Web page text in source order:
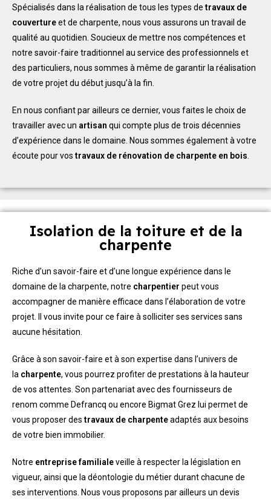
Spécialisés dans la réalisation de tous les types detravaux de
couvertureet de charpente, nous vous assurons un travail de
qualité au quotidien. Soucieux de mettre nos compétences et
notre savoir-faire traditionnel au service des professionnels et
des particuliers, nous sommes à même de garantir la réalisation
de votre projet du début jusqu’à la fin.
En nous confiant par ailleurs ce dernier, vous faites le choix de
travailler avec un artisan qui compte plus de trois décennies
d’expérience dans le domaine. Nous sommes également à votre
écoute pour vostravaux de rénovation de charpente en bois.
Isolation de la toiture et de la
charpente
Riche d’un savoir-faire et d’une longue expérience dans le
domaine de la charpente, notre charpentier peut vous
accompagner de manière efficace dans l’élaboration de votre
projet. Il vous invite pour ce faire à solliciter ses services sans
aucune hésitation.
Grâce à son savoir-faire et à son expertise dans l’univers de
la charpente, vous pourrez profiter de prestations à la hauteur
de vos attentes. Son partenariat avec des fournisseurs de
renom comme Defrancq ou encore Bigmat Grez lui permet de
vous proposer destravaux de charpenteadaptés aux besoins
de votre bien immobilier.
Notre entreprise familialeveille à respecter la législation en
vigueur, ainsi que la déontologie du métier durant chacune de
ses interventions. Nous vous proposons par ailleurs un devis